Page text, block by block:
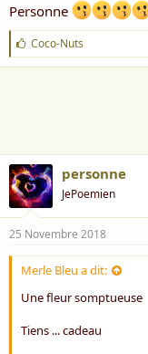
Personne
J
'
a
Coco-Nuts
personne
JePoemien
25 Novembre 2018
Merle Bleu a dit:
Une fleur somptueuse
Tiens ... cadeau